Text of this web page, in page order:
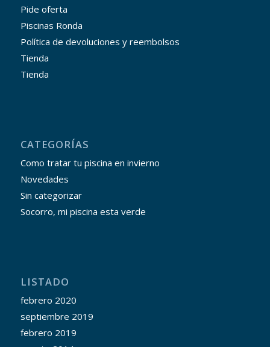
Pide oferta
Piscinas Ronda
Política de devoluciones y reembolsos
Tienda
Tienda
CATEGORÍAS
Como tratar tu piscina en invierno
Novedades
Sin categorizar
Socorro, mi piscina esta verde
LISTADO
febrero 2020
septiembre 2019
febrero 2019